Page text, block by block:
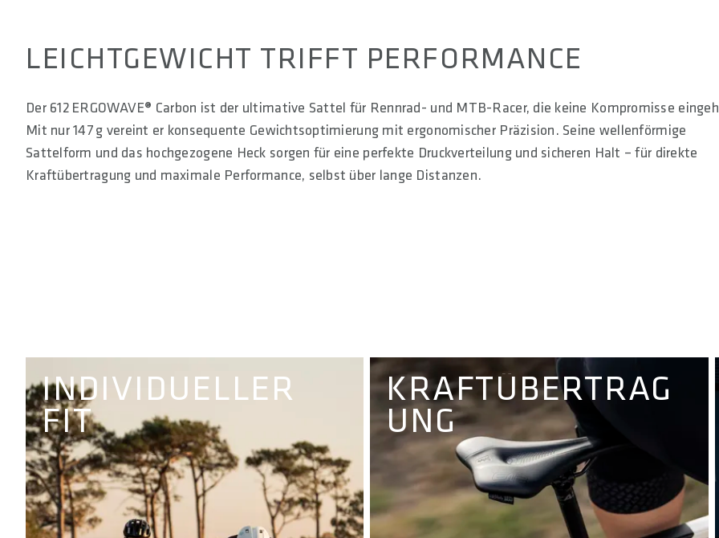
LEICHTGEWICHT TRIFFT PERFORMANCE
Der 612 ERGOWAVE® Carbon ist der ultimative Sattel für Rennrad- und MTB-Racer, die keine Kompromisse
Mit nur 147 g vereint er konsequente Gewichtsoptimierung mit ergonomischer Präzision. Seine wellenförmige
Sattelform und das hochgezogene Heck sorgen für eine perfekte Druckverteilung und sicheren Halt – für direkte
Kraftübertragung und maximale Performance, selbst über lange Distanzen.
INDIVIDUELLER
FIT
KRAFTÜBERTRAG
UNG